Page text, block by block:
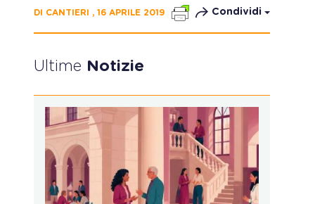
DI CANTIERI , 16 APRILE 2019 Condividi
Ultime Notizie